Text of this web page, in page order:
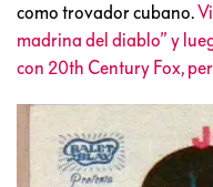
como trovador cubano.
madrina del diablo” y
con 20th Century Fox,